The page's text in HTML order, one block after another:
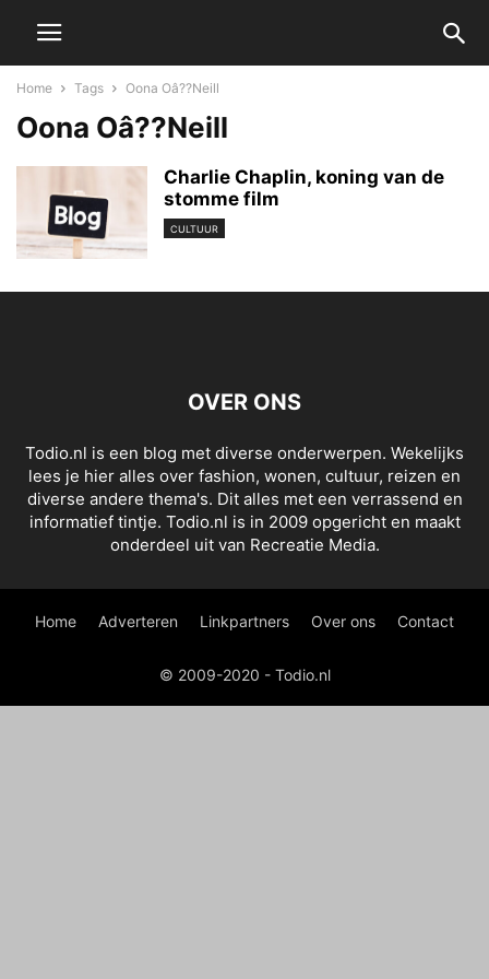
Home Tags Oona Oâ??Neill
Oona Oâ??Neill
Charlie Chaplin, koning van de
stomme film
CULTUUR
OVER ONS
Todio.nl is een blog met diverse onderwerpen. Wekelijks
lees je hier alles over fashion, wonen, cultuur, reizen en
diverse andere thema's. Dit alles met een verrassend en
informatief tintje. Todio.nl is in 2009 opgericht en maakt
onderdeel uit van Recreatie Media.
Home Adverteren Linkpartners Over ons Contact
© 2009-2020 - Todio.nl